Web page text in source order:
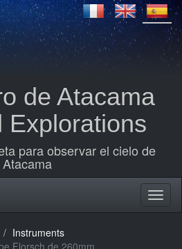
de Atacama
Explorations
para observar el cielo de
Atacama
Instruments
Florsch de 260mm